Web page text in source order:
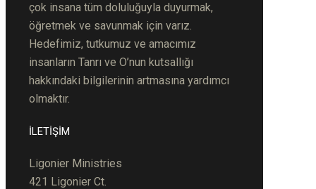
çok insana tüm doluluğuyla duyurmak,
öğretmek ve savunmak için varız.
Hedefimiz, tutkumuz ve amacımız
insanların Tanrı ve O’nun kutsallığı
hakkındaki bilgilerinin artmasına yardımcı
olmaktır.
İLETİŞİM
Ligonier Ministries
421 Ligonier Ct.